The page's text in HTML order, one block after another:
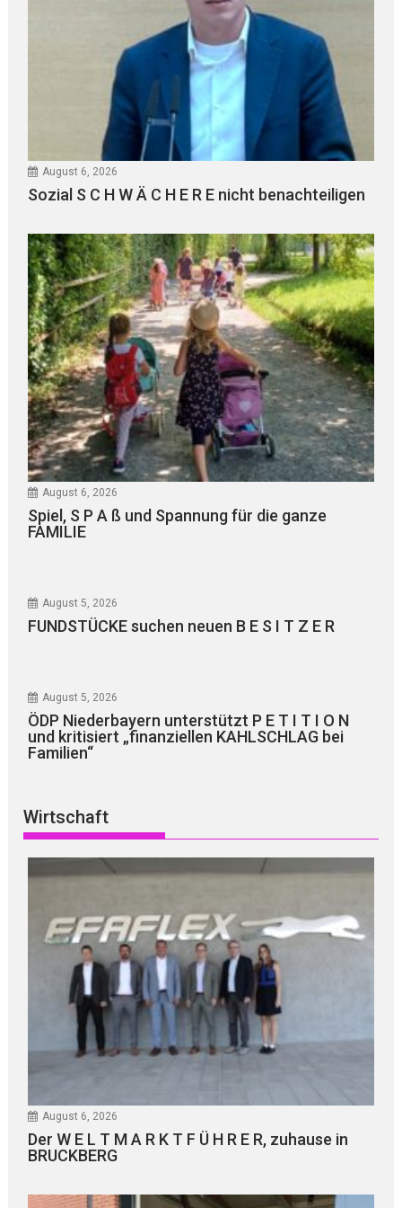
August 6, 2026
Sozial S C H W Ä C H E R E nicht benachteiligen
August 6, 2026
Spiel, S P A ß und Spannung für die ganze
FAMILIE
August 5, 2026
FUNDSTÜCKE suchen neuen B E S I T Z E R
August 5, 2026
ÖDP Niederbayern unterstützt P E T I T I O N
und kritisiert „finanziellen KAHLSCHLAG bei
Familien“
Wirtschaft
August 6, 2026
Der W E L T M A R K T F Ü H R E R, zuhause in
BRUCKBERG